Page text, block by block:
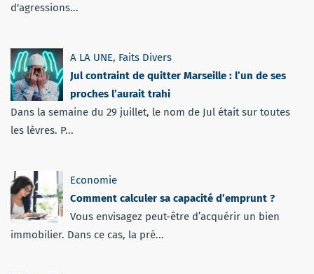
d'agressions...
A LA UNE, Faits Divers
Jul contraint de quitter Marseille : l’un de ses
proches l’aurait trahi
Dans la semaine du 29 juillet, le nom de Jul était sur toutes
les lèvres. P...
Economie
Comment calculer sa capacité d’emprunt ?
Vous envisagez peut-être d’acquérir un bien
immobilier. Dans ce cas, la pré...